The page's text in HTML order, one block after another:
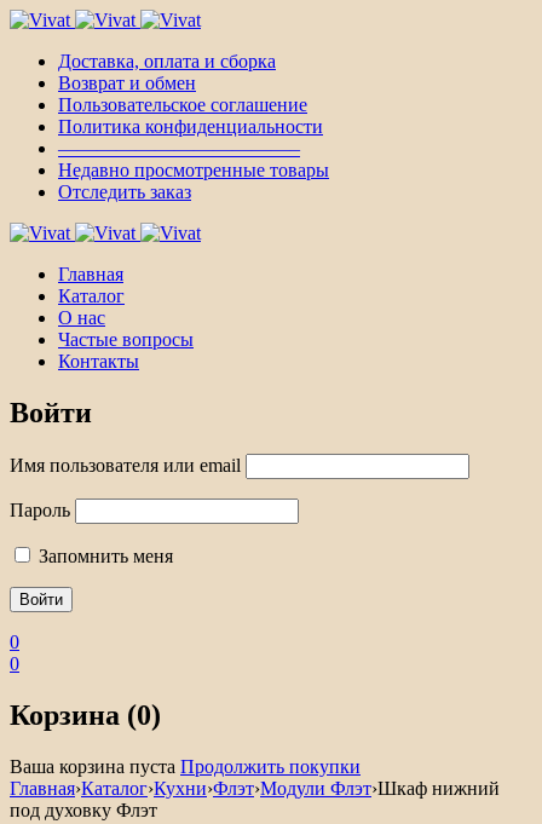
Доставка, оплата и сборка
Возврат и обмен
Пользовательское соглашение
Политика конфиденциальности
————————————–
Недавно просмотренные товары
Отследить заказ
Главная
Каталог
О нас
Частые вопросы
Контакты
Войти
Имя пользователя или email
Пароль
Запомнить меня
0
0
Корзина (0)
Ваша корзина пуста Продолжить покупки
Главная›Каталог›Кухни›Флэт›Модули Флэт›Шкаф нижний
под духовку Флэт